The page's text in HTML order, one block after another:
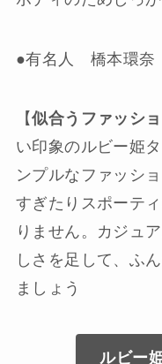
●有名人 橋本環
【似合うファッシ
い印象のルビー姫
ンプルなファッシ
すぎたりスポーテ
りません。カジュ
しさを足して、ふ
ましょう
ルビー